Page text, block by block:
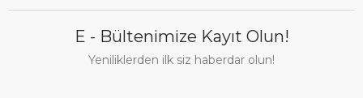
E - Bültenimize Kayıt Olun!
Yeniliklerden ilk siz haberdar olun!